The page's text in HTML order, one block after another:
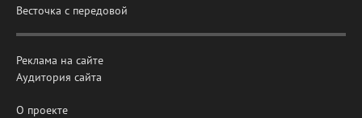
Весточка с передовой
Реклама на сайте
Аудитория сайта
О проекте